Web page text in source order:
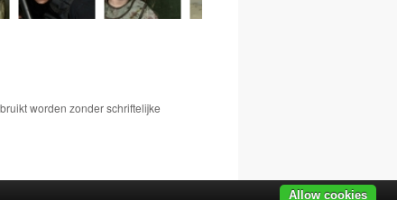
worden zonder schriftelijke
Allow cookies